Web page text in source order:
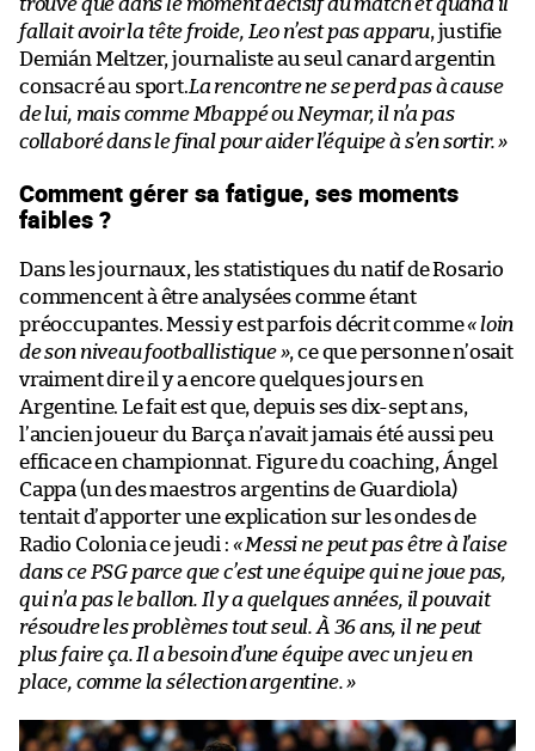
trouvé que dans le moment décisif du match et quand il
fallait avoir la tête froide, Leo n’est pas apparu, justifie
Demián Meltzer, journaliste au seul canard argentin
consacré au sport.La rencontre ne se perd pas à cause
de lui, mais comme Mbappé ou Neymar, il n’a pas
collaboré dans le final pour aider l’équipe à s’en sortir. »
Comment gérer sa fatigue, ses moments
faibles ?
Dans les journaux, les statistiques du natif de Rosario
commencent à être analysées comme étant
préoccupantes. Messi y est parfois décrit comme« loin
de son niveau footballistique », ce que personne n’osait
vraiment dire il y a encore quelques jours en
Argentine. Le fait est que, depuis ses dix-sept ans,
l’ancien joueur du Barça n’avait jamais été aussi peu
efficace en championnat. Figure du coaching, Ángel
Cappa (un des maestros argentins de Guardiola)
tentait d’apporter une explication sur les ondes de
Radio Colonia ce jeudi : « Messi ne peut pas être à l’aise
dans ce PSG parce que c’est une équipe qui ne joue pas,
qui n’a pas le ballon. Il y a quelques années, il pouvait
résoudre les problèmes tout seul. À 36 ans, il ne peut
plus faire ça. Il a besoin d’une équipe avec un jeu en
place, comme la sélection argentine. »